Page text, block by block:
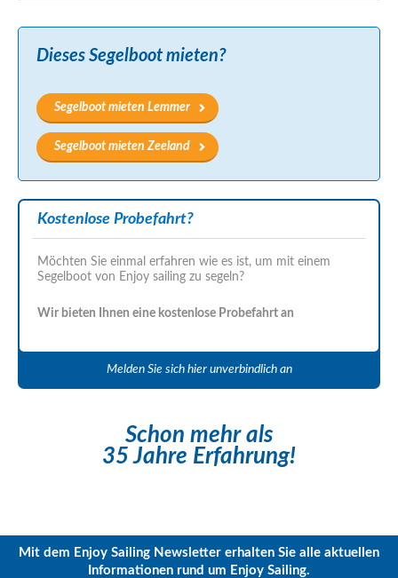
Dieses Segelboot mieten?
Segelboot mieten Lemmer
Segelboot mieten Zeeland
Kostenlose Probefahrt?
Möchten Sie einmal erfahren wie es ist, um mit einem
Segelboot von Enjoy sailing zu segeln?
Wir bieten Ihnen eine kostenlose Probefahrt an
Melden Sie sich hier unverbindlich an
Schon mehr als
35 Jahre Erfahrung!
Mit dem Enjoy Sailing Newsletter erhalten Sie alle aktuellen
Informationen rund um Enjoy Sailing.